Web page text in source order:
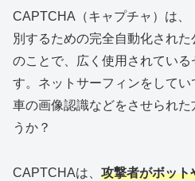
CAPTCHA（キャプチャ）は、
別するための完全自動化された
のことで、広く使用されてい
す。ネットサーフィンをして
車の画像認識などをさせられた
うか？
CAPTCHAは、 攻撃者がボット